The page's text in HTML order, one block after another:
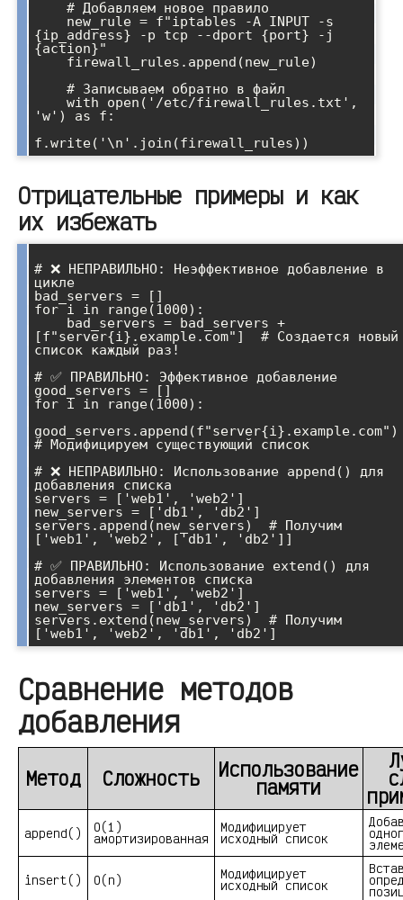
{ip_address} -p tcp --dport {port} -j
{action}"
'w') as f:
Отрицательные примеры и как
их избежать
# ❌ НЕПРАВИЛЬНО: Неэффективное добавление в
цикле
bad_servers = []
for i in range(1000):
[f"server{i}.example.com"]  # Создается новый
список каждый раз!
# ✅ ПРАВИЛЬНО: Эффективное добавление
good_servers = []
for i in range(1000):
good_servers.append(f"server{i}.example.com")
# Модифицируем существующий список
# ❌ НЕПРАВИЛЬНО: Использование append() для
добавления списка
servers = ['web1', 'web2']
new_servers = ['db1', 'db2']
servers.append(new_servers)  # Получим
['web1', 'web2', ['db1', 'db2']]
# ✅ ПРАВИЛЬНО: Использование extend() для
добавления элементов списка
servers = ['web1', 'web2']
new_servers = ['db1', 'db2']
servers.extend(new_servers)  # Получим
Сравнение методов
добавления
Метод Сложность Использование
памяти
append() O(1)
амортизированная
Модифицирует
исходный список
insert() O(n) Модифицирует
исходный список